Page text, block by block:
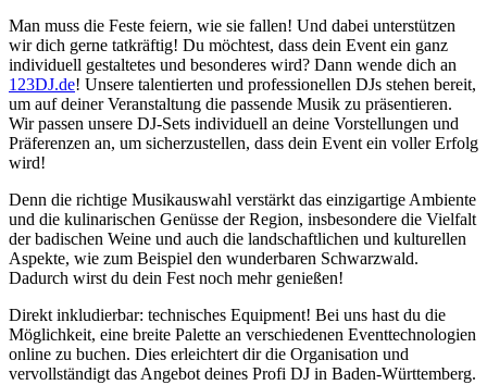
Man muss die Feste feiern, wie sie fallen! Und dabei unterstützen
wir dich gerne tatkräftig! Du möchtest, dass dein Event ein ganz
individuell gestaltetes und besonderes wird? Dann wende dich an
123DJ.de! Unsere talentierten und professionellen DJs stehen bereit,
um auf deiner Veranstaltung die passende Musik zu präsentieren.
Wir passen unsere DJ-Sets individuell an deine Vorstellungen und
Präferenzen an, um sicherzustellen, dass dein Event ein voller Erfolg
wird!
Denn die richtige Musikauswahl verstärkt das einzigartige Ambiente
und die kulinarischen Genüsse der Region, insbesondere die Vielfalt
der badischen Weine und auch die landschaftlichen und kulturellen
Aspekte, wie zum Beispiel den wunderbaren Schwarzwald.
Dadurch wirst du dein Fest noch mehr genießen!
Direkt inkludierbar: technisches Equipment! Bei uns hast du die
Möglichkeit, eine breite Palette an verschiedenen Eventtechnologien
online zu buchen. Dies erleichtert dir die Organisation und
vervollständigt das Angebot deines Profi DJ in Baden-Württemberg.